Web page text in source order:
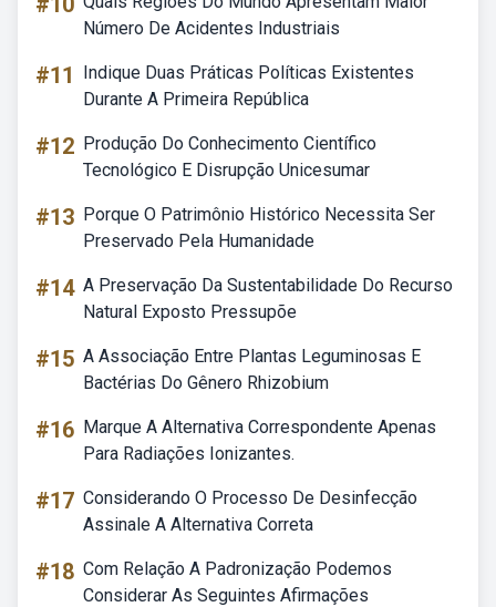
Número De Acidentes Industriais
#11
Indique Duas Práticas Políticas Existentes
Durante A Primeira República
#12 Produção Do Conhecimento Científico
Tecnológico E Disrupção Unicesumar
#13 Porque O Patrimônio Histórico Necessita Ser
Preservado Pela Humanidade
#14 A Preservação Da Sustentabilidade Do Recurso
Natural Exposto Pressupõe
#15 A Associação Entre Plantas Leguminosas E
Bactérias Do Gênero Rhizobium
#16 Marque A Alternativa Correspondente Apenas
Para Radiações Ionizantes.
#17 Considerando O Processo De Desinfecção
Assinale A Alternativa Correta
#18 Com Relação A Padronização Podemos
Considerar As Seguintes Afirmações